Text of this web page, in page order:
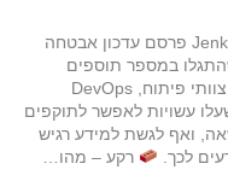
ב-2 באפריל 2025, צוות האבטחה של Jenkins פרסם עדכון אבטחה
במספר תוספים
(Plugins) נפוצים, בהם משתמשים אלפי צוותי פיתוח, DevOps
עשויות לאפשר לתוקפים
ואף לגשת למידע רגיש
רקע – מהו…